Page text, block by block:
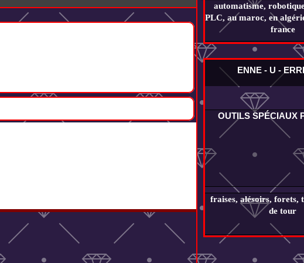
automatisme,
PLC, au maroc, en
france
ENNE - U -
OUTILS SPÉCIAUX
fraises, alésoirs, forets,
de tour